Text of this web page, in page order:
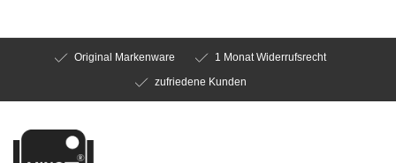
Original Markenware
1 Monat Widerrufsrecht
zufriedene Kunden